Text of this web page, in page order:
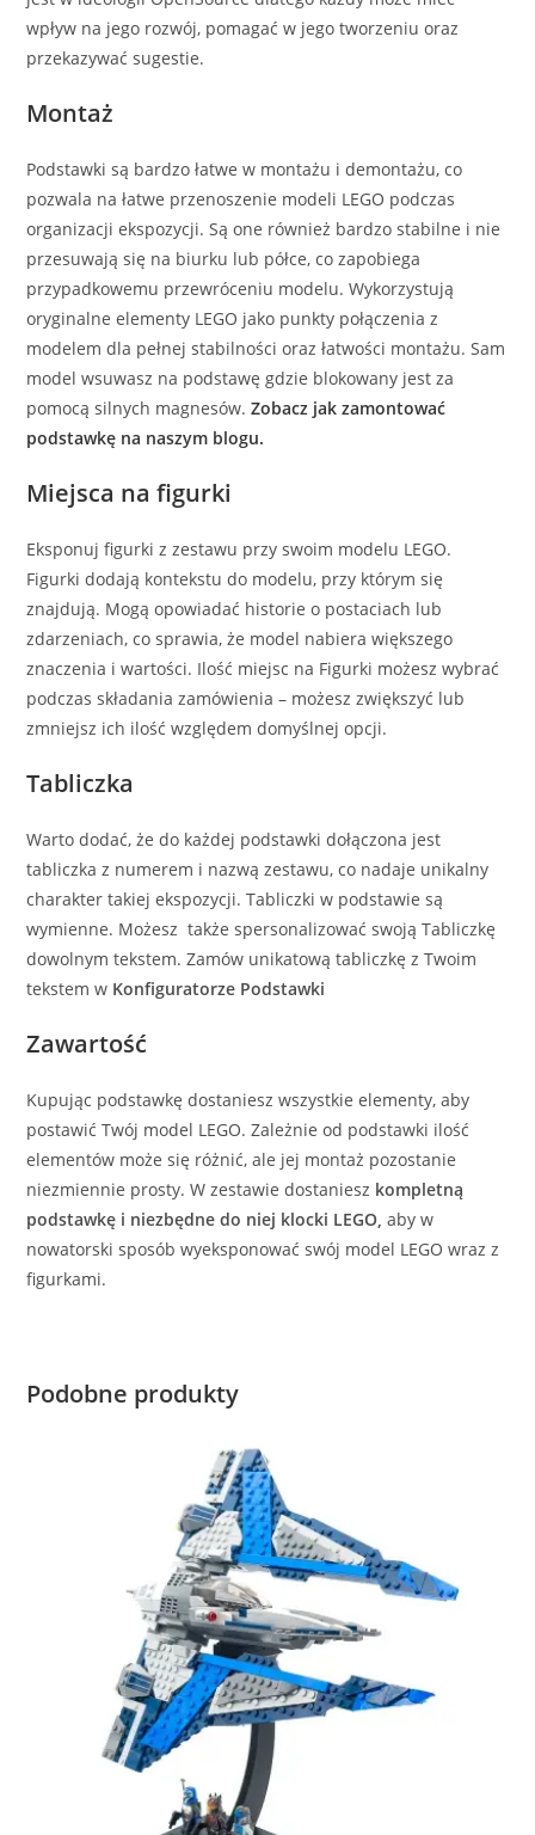
wpływ na jego rozwój, pomagać w jego tworzeniu oraz
przekazywać sugestie.
Montaż
Podstawki są bardzo łatwe w montażu i demontażu, co
pozwala na łatwe przenoszenie modeli LEGO podczas
organizacji ekspozycji. Są one również bardzo stabilne i nie
przesuwają się na biurku lub półce, co zapobiega
przypadkowemu przewróceniu modelu. Wykorzystują
oryginalne elementy LEGO jako punkty połączenia z
modelem dla pełnej stabilności oraz łatwości montażu. Sam
model wsuwasz na podstawę gdzie blokowany jest za
pomocą silnych magnesów. Zobacz jak zamontować
podstawkę na naszym blogu.
Miejsca na figurki
Eksponuj figurki z zestawu przy swoim modelu LEGO.
Figurki dodają kontekstu do modelu, przy którym się
znajdują. Mogą opowiadać historie o postaciach lub
zdarzeniach, co sprawia, że model nabiera większego
znaczenia i wartości. Ilość miejsc na Figurki możesz wybrać
podczas składania zamówienia – możesz zwiększyć lub
zmniejsz ich ilość względem domyślnej opcji.
Tabliczka
Warto dodać, że do każdej podstawki dołączona jest
tabliczka z numerem i nazwą zestawu, co nadaje unikalny
charakter takiej ekspozycji. Tabliczki w podstawie są
wymienne. Możesz także spersonalizować swoją Tabliczkę
dowolnym tekstem. Zamów unikatową tabliczkę z Twoim
tekstem w Konfiguratorze Podstawki
Zawartość
Kupując podstawkę dostaniesz wszystkie elementy, aby
postawić Twój model LEGO. Zależnie od podstawki ilość
elementów może się różnić, ale jej montaż pozostanie
niezmiennie prosty. W zestawie dostaniesz kompletną
podstawkę i niezbędne do niej klocki LEGO,aby w
nowatorski sposób wyeksponować swój model LEGO wraz z
figurkami.
Podobne produkty